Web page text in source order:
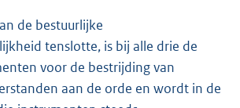
de bestuurlijke
tenslotte, is bij alle drie de
voor de bestrijding van
aan de orde en wordt in de